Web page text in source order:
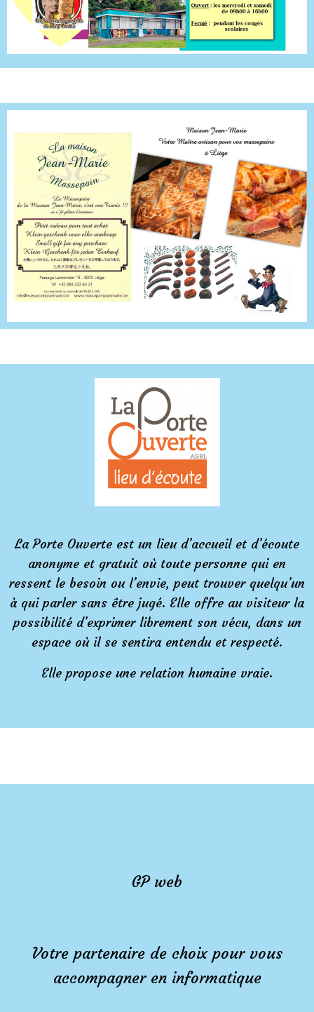
La Porte Ouverte est un lieu d’accueil et d’écoute
anonyme et gratuit où toute personne qui en
ressent le besoin ou l’envie, peut trouver quelqu’un
à qui parler sans être jugé. Elle offre au visiteur la
possibilité d’exprimer librement son vécu, dans un
espace où il se sentira entendu et respecté.
Elle propose une relation humaine vraie.
GP web
Votre partenaire de choix pour vous
accompagner en informatique